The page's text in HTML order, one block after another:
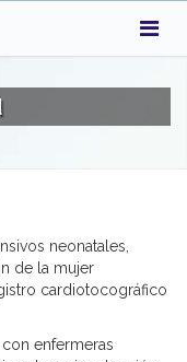
neonatales,
de la mujer
cardiotocográfico
enfermeras